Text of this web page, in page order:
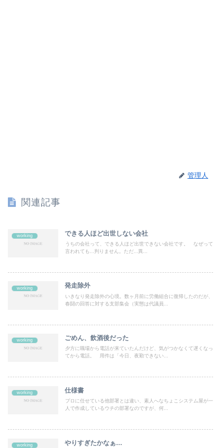
管理人
関連記事
working できる人ほど出世しない会社
うちの会社って、できる人ほど出世できない会社です。 なぜって
言われても...判りません。ただ...異...
working 発走除外
いきなり発走除外の心境。数ヶ月前に労働組合に復帰したのだが、
春闘の回答に対する支部集会（実態は代議員...
working ごめん、飲酒後だった
夕方に職場から電話が来ていたんだけど、気がつかなくて遅くなっ
てから電話。 用件は「今日、夜勤できない...
working 仕様書
プロに任せている他部署とは違い、素人へなちょこシステム屋が一
人で作成しているウチの部署なのですが、何...
working やりすぎたかなぁ…